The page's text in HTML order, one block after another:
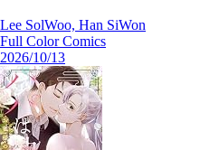
Lee SolWoo, Han SiWon
Full Color Comics
2026/10/13